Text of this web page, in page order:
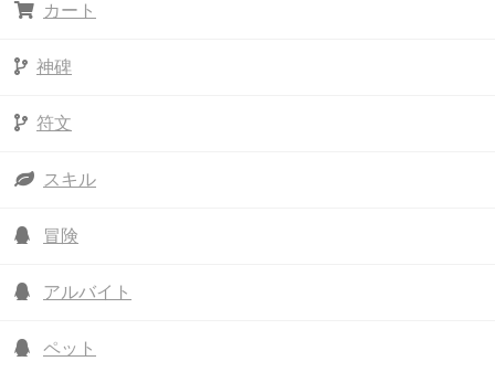
カート
神碑
符文
スキル
冒険
アルバイト
ペット